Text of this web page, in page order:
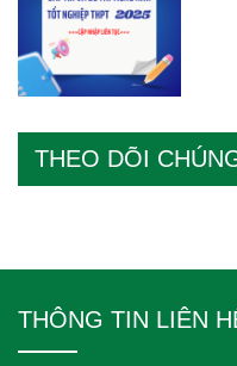
THEO DÕI
THÔNG TIN LIÊN